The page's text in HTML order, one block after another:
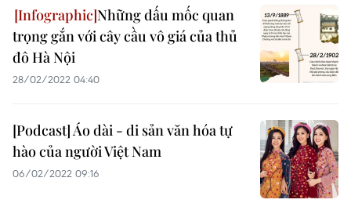
Những dấu mốc quan
trọng gắn với cây cầu vô giá của thủ
đô Hà Nội
28/02/2022 04:40
[Podcast] Áo dài - di sản văn hóa tự
hào của người Việt Nam
06/02/2022 09:16